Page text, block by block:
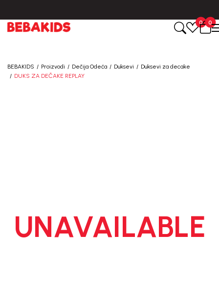
0
0
BEBAKIDS Proizvodi Dečija Odeća Duksevi
Duksevi za decake
DUKS ZA DEČAKE REPLAY
UNAVAILABLE